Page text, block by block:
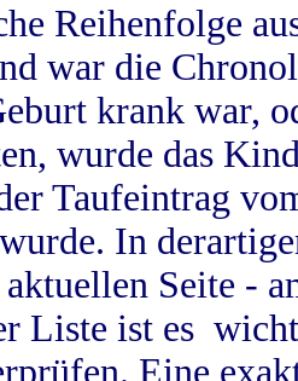
Reihenfolge
war die
krank war,
wurde das
Taufeintrag
In
Seite -
Liste ist es
Eine